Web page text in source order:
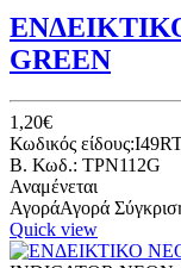
GREEN
1,20€
Κωδικός
B. Κωδ.: TPN112G
Αναμένεται
ΑγοράΑγορά
Quick view